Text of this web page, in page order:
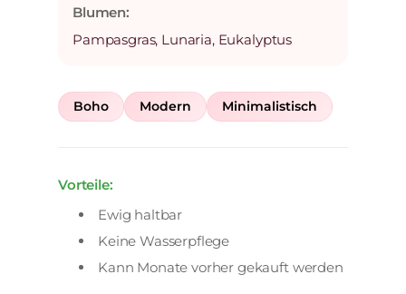
Blumen:
Pampasgras, Lunaria, Eukalyptus
Boho Modern Minimalistisch
Vorteile:
Ewig haltbar
Keine Wasserpflege
Kann Monate vorher gekauft werden